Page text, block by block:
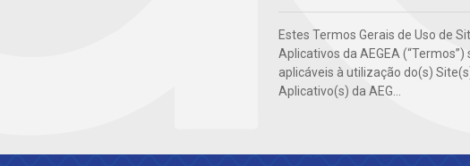
Estes Termos Gerais de Uso de
Aplicativos da AEGEA (“Termos”)
aplicáveis à utilização do(s)
Aplicativo(s) da AEG...